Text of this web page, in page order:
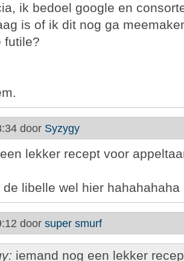
ik bedoel google en
is of ik dit nog ga
futile?
door Syzygy
lekker recept voor
libelle wel hier hahahahaha
door super smurf
iemand nog een lekker